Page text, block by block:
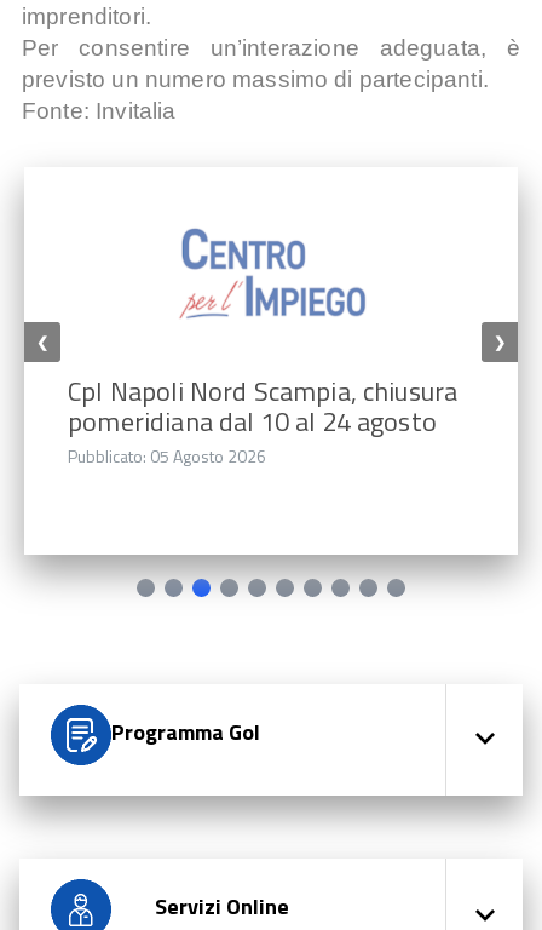
imprenditori.
Per consentire un’interazione adeguata, è
previsto un numero massimo di partecipanti.
Fonte: Invitalia
CpI Napoli Nord Scampia, chiusura
pomeridiana dal 10 al 24 agosto
Pubblicato: 05 Agosto 2026
❮ ❯
Programma Gol
Servizi Online